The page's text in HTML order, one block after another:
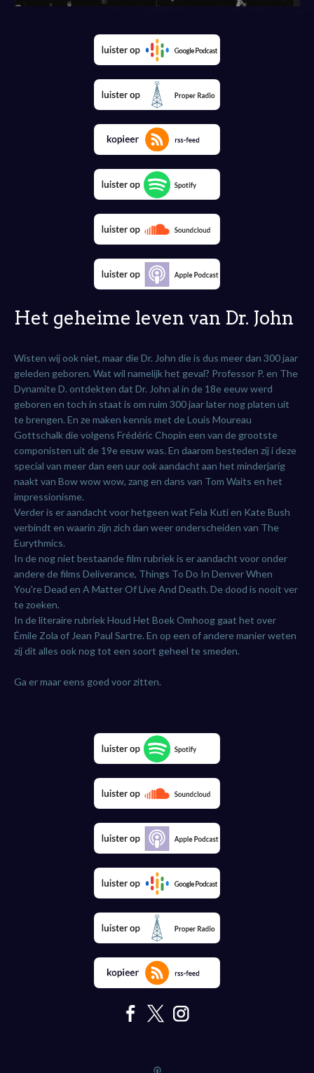
Het geheime leven van Dr. John
Wisten wij ook niet, maar die Dr. John die is dus meer dan 300 jaar
geleden geboren. Wat wil namelijk het geval? Professor P. en The
Dynamite D. ontdekten dat Dr. John al in de 18e eeuw werd
geboren en toch in staat is om ruim 300 jaar later nog platen uit
te brengen. En ze maken kennis met de Louis Moureau
Gottschalk die volgens Frédéric Chopin een van de grootste
componisten uit de 19e eeuw was. En daarom besteden zij i deze
special van meer dan een uurookaandacht aan het minderjarig
naakt van Bow wow wow, zang en dans van Tom Waits en het
impressionisme.
Verder is er aandacht voor hetgeen wat Fela Kuti en Kate Bush
verbindt en waarin zijn zich dan weer onderscheiden van The
Eurythmics.
In de nog niet bestaande film rubriek is er aandacht voor onder
andere de films Deliverance, Things To Do In Denver When
You're Dead en A Matter Of Live And Death. De dood is nooit ver
te zoeken.
In de literaire rubriek Houd Het Boek Omhoog gaat het over
Émile Zola of Jean Paul Sartre. En op een of andere manier weten
zij dit alles ook nog tot een soort geheel te smeden.
Ga er maar eens goed voor zitten.